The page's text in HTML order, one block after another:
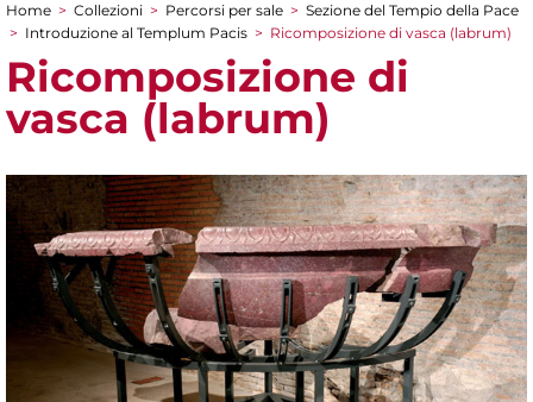
Tu sei qui
Home > Collezioni > Percorsi per sale > Sezione del Tempio della Pace
> Introduzione al Templum Pacis > Ricomposizione di vasca (labrum)
Ricomposizione di
vasca (labrum)